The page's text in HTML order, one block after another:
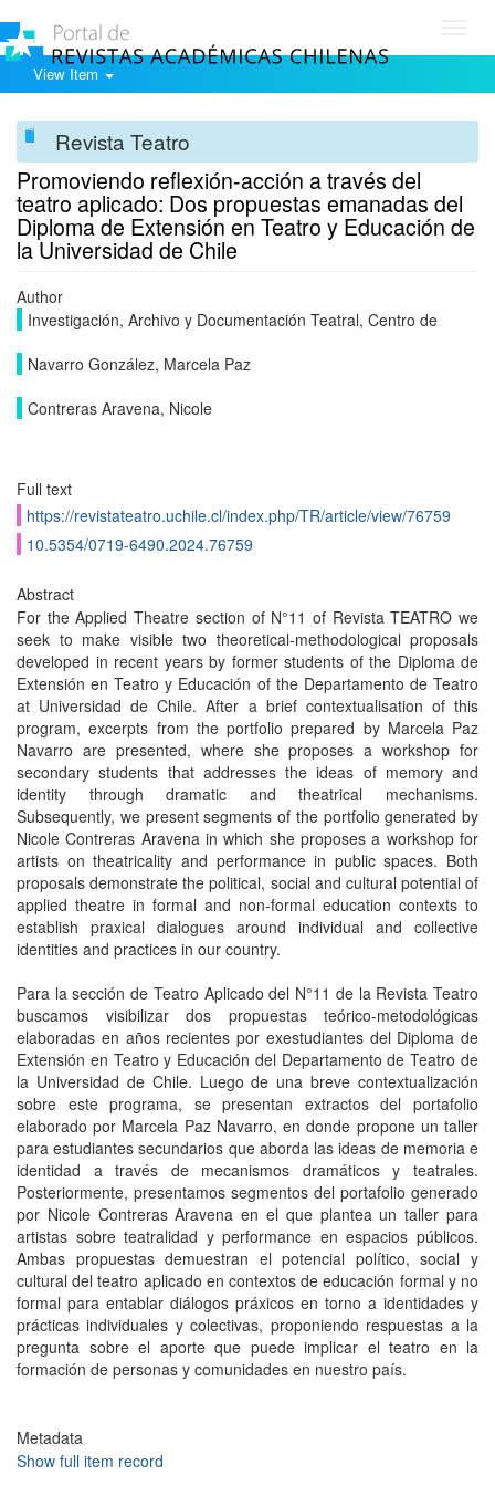
View Item
Revista Teatro
Promoviendo reflexión-acción a través del
teatro aplicado: Dos propuestas emanadas del
Diploma de Extensión en Teatro y Educación de
la Universidad de Chile
Author
Investigación, Archivo y Documentación Teatral, Centro de
Navarro González, Marcela Paz
Contreras Aravena, Nicole
Full text
https://revistateatro.uchile.cl/index.php/TR/article/view/76759
10.5354/0719-6490.2024.76759
Abstract
For the Applied Theatre section of N°11 of Revista TEATRO we
seek to make visible two theoretical-methodological proposals
developed in recent years by former students of the Diploma de
Extensión en Teatro y Educación of the Departamento de Teatro
at Universidad de Chile. After a brief contextualisation of this
program, excerpts from the portfolio prepared by Marcela Paz
Navarro are presented, where she proposes a workshop for
secondary students that addresses the ideas of memory and
identity through dramatic and theatrical mechanisms.
Subsequently, we present segments of the portfolio generated by
Nicole Contreras Aravena in which she proposes a workshop for
artists on theatricality and performance in public spaces. Both
proposals demonstrate the political, social and cultural potential of
applied theatre in formal and non-formal education contexts to
establish praxical dialogues around individual and collective
identities and practices in our country.
Para la sección de Teatro Aplicado del N°11 de la Revista Teatro
buscamos visibilizar dos propuestas teórico-metodológicas
elaboradas en años recientes por exestudiantes del Diploma de
Extensión en Teatro y Educación del Departamento de Teatro de
la Universidad de Chile. Luego de una breve contextualización
sobre este programa, se presentan extractos del portafolio
elaborado por Marcela Paz Navarro, en donde propone un taller
para estudiantes secundarios que aborda las ideas de memoria e
identidad a través de mecanismos dramáticos y teatrales.
Posteriormente, presentamos segmentos del portafolio generado
por Nicole Contreras Aravena en el que plantea un taller para
artistas sobre teatralidad y performance en espacios públicos.
Ambas propuestas demuestran el potencial político, social y
cultural del teatro aplicado en contextos de educación formal y no
formal para entablar diálogos práxicos en torno a identidades y
prácticas individuales y colectivas, proponiendo respuestas a la
pregunta sobre el aporte que puede implicar el teatro en la
formación de personas y comunidades en nuestro país.
Metadata
Show full item record